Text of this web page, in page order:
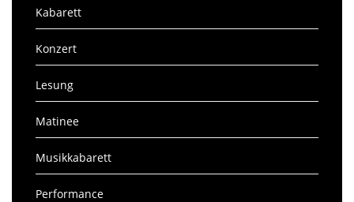
Kabarett
Konzert
Lesung
Matinee
Musikkabarett
Performance